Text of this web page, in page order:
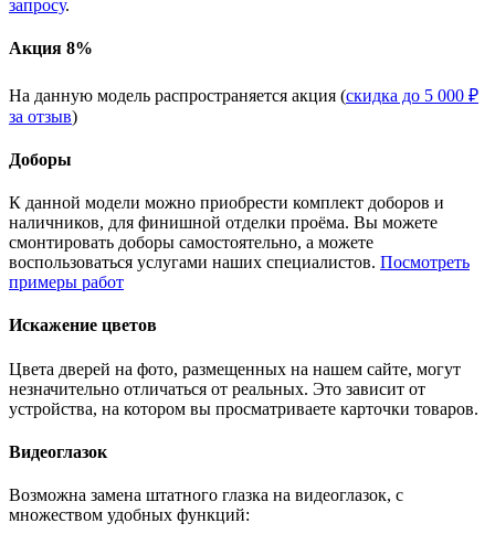
запросу.
Акция 8%
На данную модель распространяется акция (скидка до 5 000 ₽
за отзыв)
Доборы
К данной модели можно приобрести комплект доборов и
наличников, для финишной отделки проёма. Вы можете
смонтировать доборы самостоятельно, а можете
воспользоваться услугами наших специалистов. Посмотреть
примеры работ
Искажение цветов
Цвета дверей на фото, размещенных на нашем сайте, могут
незначительно отличаться от реальных. Это зависит от
устройства, на котором вы просматриваете карточки товаров.
Видеоглазок
Возможна замена штатного глазка на видеоглазок, с
множеством удобных функций: